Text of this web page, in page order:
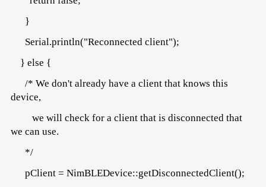
}
Serial.println("Reconnected client");
} else {
/* We don't already have a client that knows this
device,
we will check for a client that is disconnected that
we can use.
*/
pClient = NimBLEDevice::getDisconnectedClient();